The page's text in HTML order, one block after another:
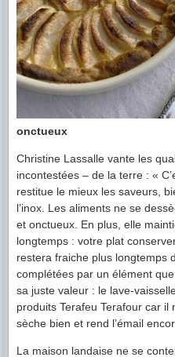
onctueux
Christine Lassalle vante les
incontestées – de la terre : «
restitue le mieux les saveurs,
l’inox. Les aliments ne se
et onctueux. En plus, elle
longtemps : votre plat
restera fraiche plus longtemps
complétées par un élément
sa juste valeur : le lave-
produits Terafeu Terafour car
sèche bien et rend l’émail
La maison landaise ne se